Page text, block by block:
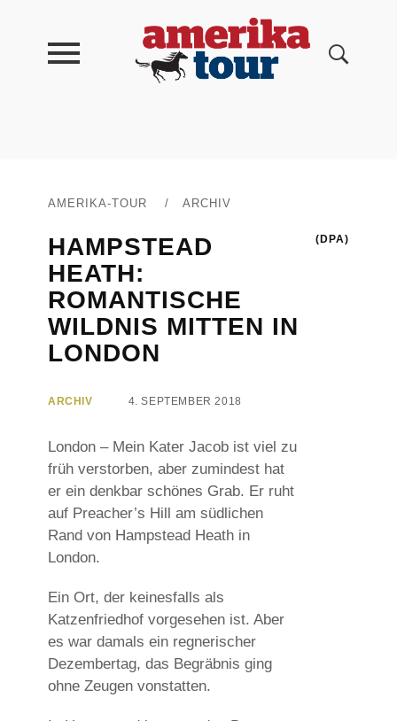
AMERIKA-TOUR / ARCHIV
HAMPSTEAD
HEATH:
ROMANTISCHE
WILDNIS MITTEN IN
LONDON
(DPA)
ARCHIV 4. SEPTEMBER 2018
London – Mein Kater Jacob ist viel zu
früh verstorben, aber zumindest hat
er ein denkbar schönes Grab. Er ruht
auf Preacher’s Hill am südlichen
Rand von Hampstead Heath in
London.
Ein Ort, der keinesfalls als
Katzenfriedhof vorgesehen ist. Aber
es war damals ein regnerischer
Dezembertag, das Begräbnis ging
ohne Zeugen vonstatten.